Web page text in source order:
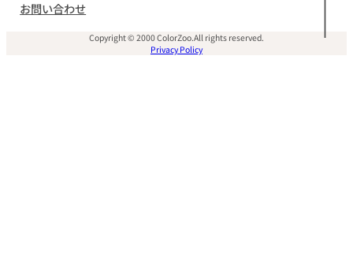
お問い合わせ
Copyright © 2000 ColorZoo.All rights reserved.
Privacy Policy